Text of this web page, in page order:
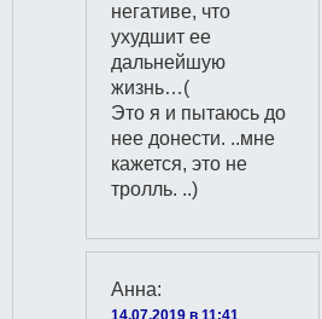
негативе, что
ухудшит ее
дальнейшую
жизнь…(
Это я и пытаюсь до
нее донести. ..мне
кажется, это не
тролль. ..)
Анна:
14.07.2019 в 11:41